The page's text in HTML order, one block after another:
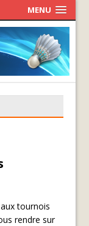
MENU
tournois
rendre sur